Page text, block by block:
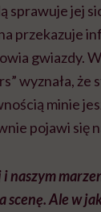
sprawuje jej
przekazuje
gwiazdy.
wyznała, że
minie
pojawi się
i naszym
scenę. Ale w